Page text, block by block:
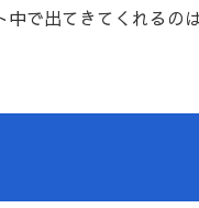
で出てきてくれるの